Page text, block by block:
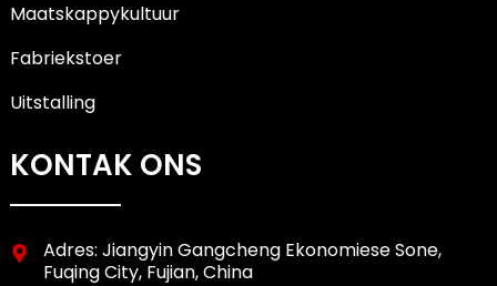
Maatskappykultuur
Fabriekstoer
Uitstalling
KONTAK ONS
Adres: Jiangyin Gangcheng Ekonomiese Sone,
Fuqing City, Fujian, China